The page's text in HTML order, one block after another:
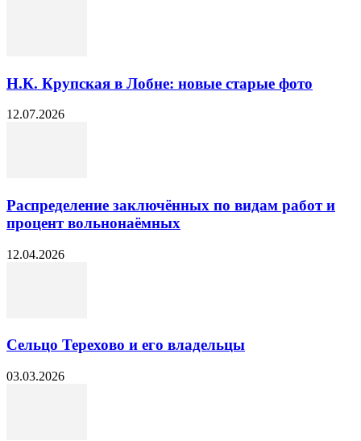
Н.К. Крупская в Лобне: новые старые фото
12.07.2026
Распределение заключённых по видам работ и
процент вольнонаёмных
12.04.2026
Сельцо Терехово и его владельцы
03.03.2026